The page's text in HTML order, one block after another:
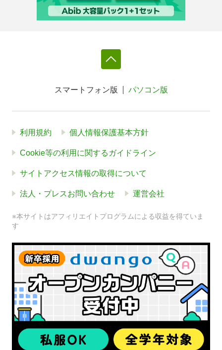
スマートフォン版 パソコン版
利用規約 個人情報保護基本方針
Cookie等の利用に関するガイドライン
サイトアクセス情報の取得について
法人・プレスお問い合わせ 運営会社
※本サイトはアフィリエイトプログラムによる収益を得ていま
す